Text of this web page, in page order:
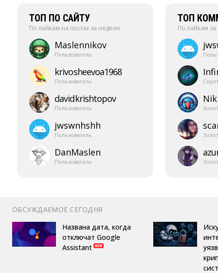
ТОП ПО САЙТУ
По лайкам на постах за неделю
Maslennikov
Пользователь
krivosheevoa1968
Пользователь
davidkrishtopov
Пользователь
jwswnhshh
Пользователь
DanMaslen
Пользователь
ТОП
По лайкам
ОБСУЖДАЕМОЕ СЕГОДНЯ
Названа дата, когда
отключат Google
Assistant